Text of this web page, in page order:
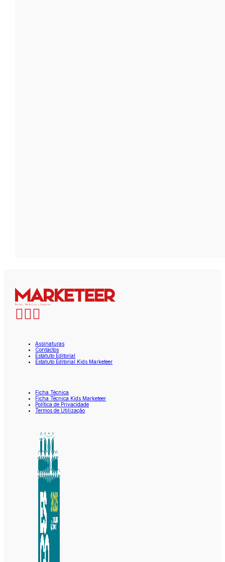
Assinaturas
Contactos
Estatuto Editorial
Estatuto Editorial Kids Marketeer
Ficha Técnica
Ficha Técnica Kids Marketeer
Política de Privacidade
Termos de Utilização